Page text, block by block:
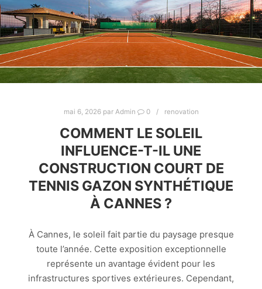
mai 6, 2026par Admin 0 renovation
COMMENT LE SOLEIL
INFLUENCE-T-IL UNE
CONSTRUCTION COURT DE
TENNIS GAZON SYNTHÉTIQUE
À CANNES ?
À Cannes, le soleil fait partie du paysage presque
toute l’année. Cette exposition exceptionnelle
représente un avantage évident pour les
infrastructures sportives extérieures. Cependant,